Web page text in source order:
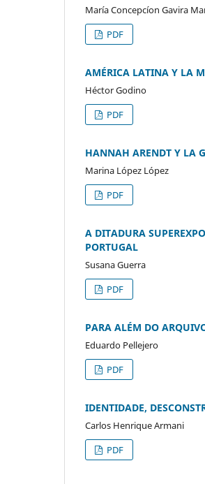
María Concepcíon Gavira
PDF
AMÉRICA LATINA Y LA
Héctor Godino
PDF
HANNAH ARENDT Y LA
Marina López López
PDF
A DITADURA
PORTUGAL
Susana Guerra
PDF
PARA ALÉM DO
Eduardo Pellejero
PDF
IDENTIDADE,
Carlos Henrique Armani
PDF